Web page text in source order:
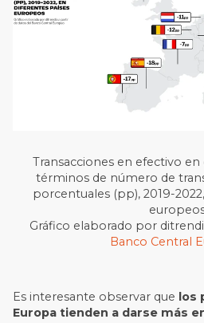
Transacciones en efectivo
términos de número de
porcentuales (pp), 2019-
Gráfico elaborado por
Banco Central
Es interesante observar que los
Europa tienden a darse más